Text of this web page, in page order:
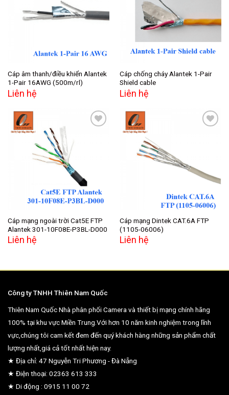
wishlist
Cáp âm thanh/điều khiển Alantek
1-Pair 16AWG (500m/rl)
Liên hệ
Cáp chống cháy Alantek 1-Pair
Shield cable
Liên hệ
Cáp mạng ngoài trời Cat5E FTP
Alantek 301-10F08E-P3BL-D000
Liên hệ
Cáp mạng Dintek CAT.6A FTP
(1105-06006)
Liên hệ
Công ty TNHH Thiên Nam Quốc
Thiên Nam Quốc Nhà phân phối Camera và thiết bị mạng chính hãng
100% tại khu vực Miền Trung.Với hơn 10 năm kinh nghiệm trong lĩnh
vực,chúng tôi cam kết đem đến quý khách hàng những sản phẩm chất
lượng nhất,giá cả tốt nhất hiện nay.
★ Địa chỉ: 47 Nguyễn Tri Phương - Đà Nẵng
★ Điện thoại: 02363 613 333
★ Di động : 0915 11 00 72